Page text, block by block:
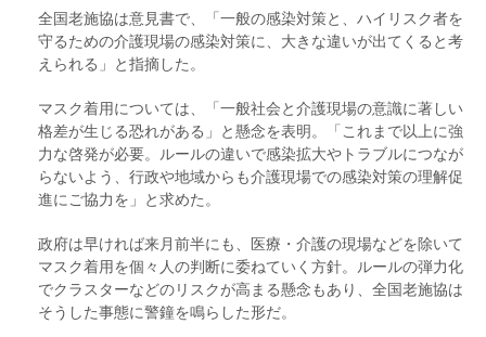
全国老施協は意見書で、「一般の感染対策と、ハイリスク者を
守るための介護現場の感染対策に、大きな違いが出てくると考
えられる」と指摘した。
マスク着用については、「一般社会と介護現場の意識に著しい
格差が生じる恐れがある」と懸念を表明。「これまで以上に強
力な啓発が必要。ルールの違いで感染拡大やトラブルにつなが
らないよう、行政や地域からも介護現場での感染対策の理解促
進にご協力を」と求めた。
政府は早ければ来月前半にも、医療・介護の現場などを除いて
マスク着用を個々人の判断に委ねていく方針。ルールの弾力化
でクラスターなどのリスクが高まる懸念もあり、全国老施協は
そうした事態に警鐘を鳴らした形だ。